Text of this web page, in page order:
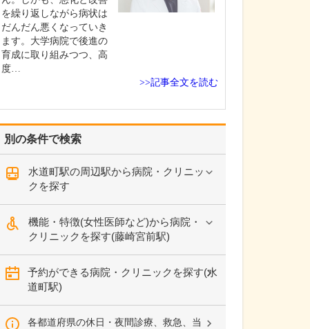
別の条件で検索
水道町駅の周辺駅から病院・クリニッ
クを探す
機能・特徴(女性医師など)から病院・
クリニックを探す(藤崎宮前駅)
予約ができる病院・クリニックを探す(水
道町駅)
各都道府県の休日・夜間診療、救急、当
を繰り返しながら病状は
だんだん悪くなっていき
ます。大学病院で後進の
育成に取り組みつつ、高
度…
>>記事全文を読む